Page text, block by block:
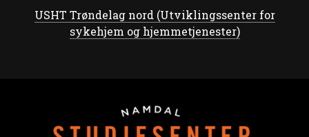
USHT Trøndelag nord (Utviklingssenter for
sykehjem og hjemmetjenester)